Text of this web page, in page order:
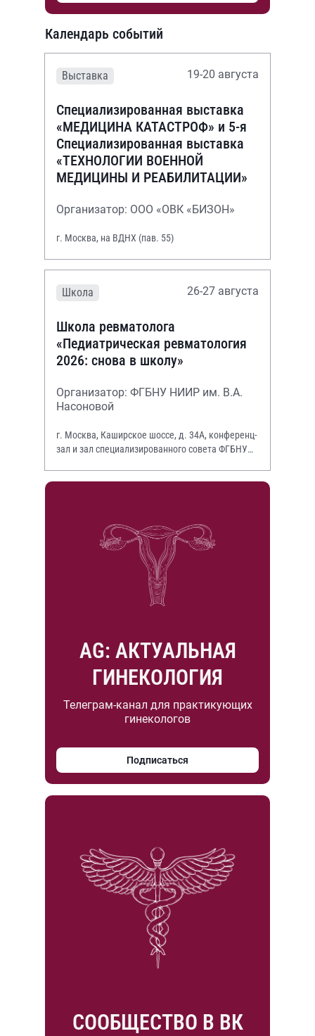
Календарь событий
Выставка 19-20 августа
Специализированная выставка
«МЕДИЦИНА КАТАСТРОФ» и 5-я
Специализированная выставка
«ТЕХНОЛОГИИ ВОЕННОЙ
МЕДИЦИНЫ И РЕАБИЛИТАЦИИ»
Организатор: ООО «ОВК «БИЗОН»
г. Москва, на ВДНХ (пав. 55)
Школа 26-27 августа
Школа ревматолога
«Педиатрическая ревматология
2026: снова в школу»
Организатор: ФГБНУ НИИР им. В.А.
Насоновой
г. Москва, Каширское шоссе, д. 34А, конференц-
зал и зал специализированного совета ФГБНУ
AG: АКТУАЛЬНАЯ
ГИНЕКОЛОГИЯ
Телеграм-канал для практикующих
гинекологов
Подписаться
СООБЩЕСТВО В ВК